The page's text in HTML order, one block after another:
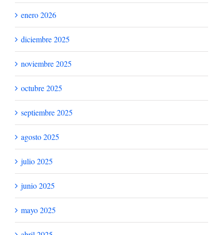
Reutilización agrícola en la ciudad de Sarasota, Florida,
en los años 1980
Agua regenerada por Metropolitan Water District en 1985
Proyectos de demostración del proceso ACTDisk para la
regeneración del agua
Archivo de AMBIENTonline
julio 2026
junio 2026
mayo 2026